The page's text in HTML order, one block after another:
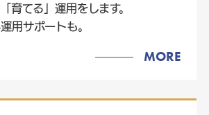
育てる」運用をします。
用サポートも。
MORE